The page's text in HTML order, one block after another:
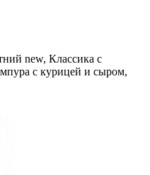
new, Классика с
с курицей и сыром,